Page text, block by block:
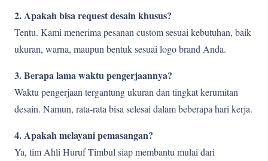
2. Apakah bisa request desain khusus?
Tentu. Kami menerima pesanan custom sesuai kebutuhan, baik
ukuran, warna, maupun bentuk sesuai logo brand Anda.
3. Berapa lama waktu pengerjaannya?
Waktu pengerjaan tergantung ukuran dan tingkat kerumitan
desain. Namun, rata-rata bisa selesai dalam beberapa hari kerja.
4. Apakah melayani pemasangan?
Ya, tim Ahli Huruf Timbul siap membantu mulai dari